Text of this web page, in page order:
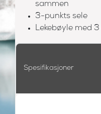
sammen
3-punkts sele
Lekebøyle med
Spesifikasjoner